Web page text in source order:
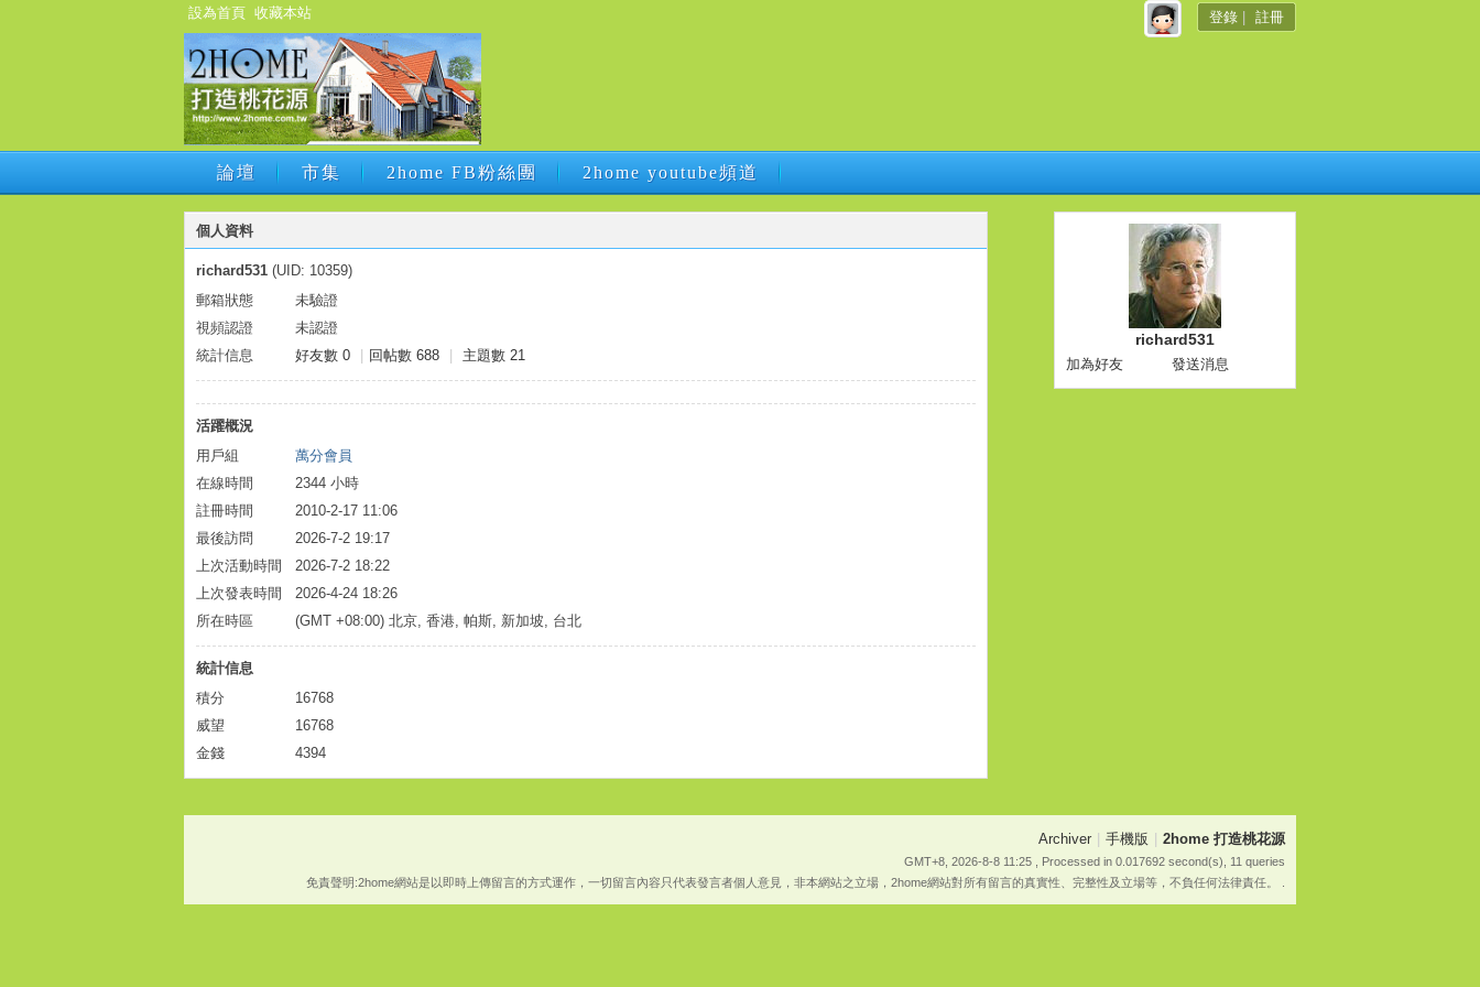
設為首頁 收藏本站 登錄 註冊
論壇 市集 2home FB粉絲團 2home youtube頻道
論壇 市集 2home FB粉絲團 2home youtube頻道
個人資料
richard531 (UID: 10359)
郵箱狀態
未驗證
視頻認證
未認證
統計信息
好友數 0 | 回帖數 688 | 主題數 21
活躍概況
用戶組
萬分會員
在線時間
2344 小時
註冊時間
2010-2-17 11:06
最後訪問
2026-7-2 19:17
上次活動時間
2026-7-2 18:22
上次發表時間
2026-4-24 18:26
所在時區
(GMT +08:00) 北京, 香港, 帕斯, 新加坡, 台北
統計信息
積分
16768
威望
16768
金錢
4394
richard531
加為好友 發送消息
Archiver | 手機版 | 2home 打造桃花源
GMT+8, 2026-8-8 11:25 , Processed in 0.017692 second(s), 11 queries
免責聲明:2home網站是以即時上傳留言的方式運作，一切留言內容只代表發言者個人意見，非本網站之立場，2home網站對所有留言的真實性、完整性及立場等，不負任何法律責任。 .